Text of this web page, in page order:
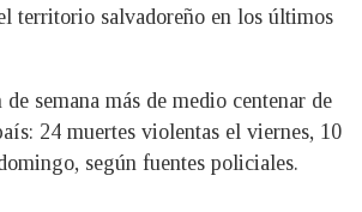
territorio salvadoreño en los últimos
semana más de medio centenar de
24 muertes violentas el viernes, 10
según fuentes policiales.